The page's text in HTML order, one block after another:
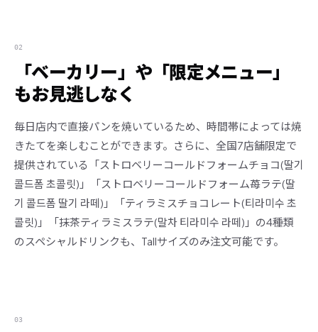
02
「ベーカリー」や「限定メニュー」
もお見逃しなく
毎日店内で直接パンを焼いているため、時間帯によっては焼
きたてを楽しむことができます。さらに、全国7店舗限定で
提供されている「ストロベリーコールドフォームチョコ(딸기
콜드폼 초콜릿)」「ストロベリーコールドフォーム苺ラテ(딸
기 콜드폼 딸기 라떼)」「ティラミスチョコレート(티라미수 초
콜릿)」「抹茶ティラミスラテ(말차 티라미수 라떼)」の4種類
のスペシャルドリンクも、Tallサイズのみ注文可能です。
03